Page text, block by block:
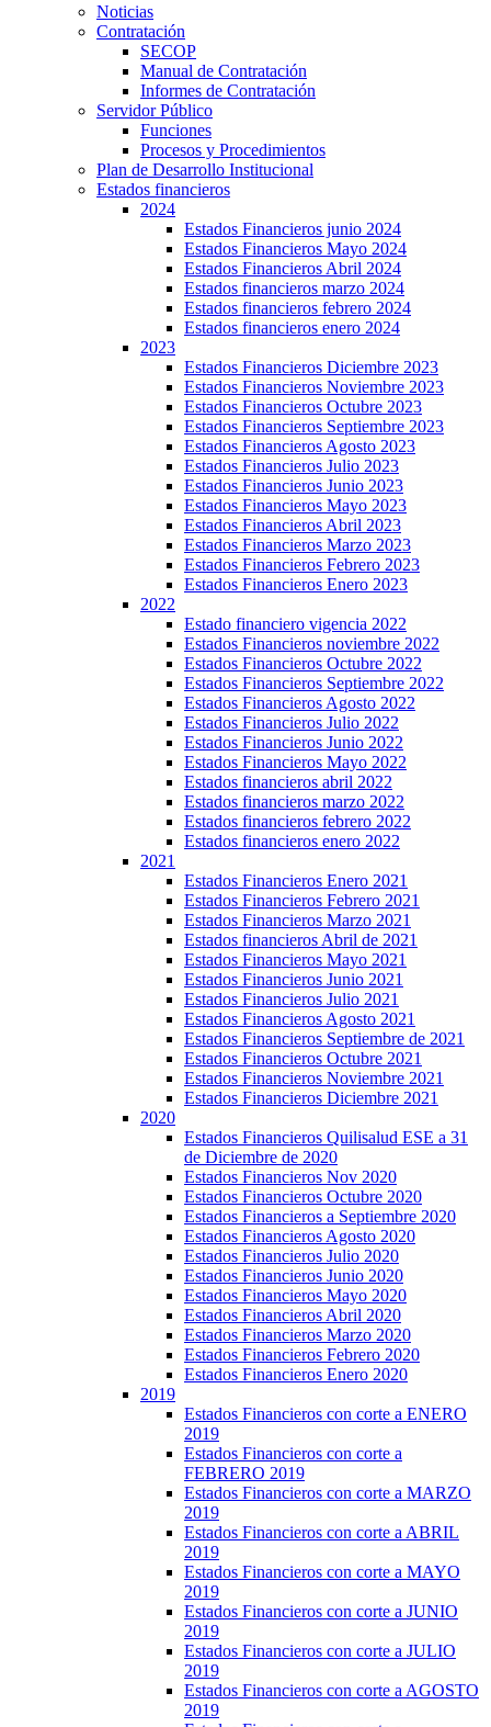
Noticias
Contratación
SECOP
Manual de Contratación
Informes de Contratación
Servidor Público
Funciones
Procesos y Procedimientos
Plan de Desarrollo Institucional
Estados financieros
2024
Estados Financieros junio 2024
Estados Financieros Mayo 2024
Estados Financieros Abril 2024
Estados financieros marzo 2024
Estados financieros febrero 2024
Estados financieros enero 2024
2023
Estados Financieros Diciembre 2023
Estados Financieros Noviembre 2023
Estados Financieros Octubre 2023
Estados Financieros Septiembre 2023
Estados Financieros Agosto 2023
Estados Financieros Julio 2023
Estados Financieros Junio 2023
Estados Financieros Mayo 2023
Estados Financieros Abril 2023
Estados Financieros Marzo 2023
Estados Financieros Febrero 2023
Estados Financieros Enero 2023
2022
Estado financiero vigencia 2022
Estados Financieros noviembre 2022
Estados Financieros Octubre 2022
Estados Financieros Septiembre 2022
Estados Financieros Agosto 2022
Estados Financieros Julio 2022
Estados Financieros Junio 2022
Estados Financieros Mayo 2022
Estados financieros abril 2022
Estados financieros marzo 2022
Estados financieros febrero 2022
Estados financieros enero 2022
2021
Estados Financieros Enero 2021
Estados Financieros Febrero 2021
Estados Financieros Marzo 2021
Estados financieros Abril de 2021
Estados Financieros Mayo 2021
Estados Financieros Junio 2021
Estados Financieros Julio 2021
Estados Financieros Agosto 2021
Estados Financieros Septiembre de 2021
Estados Financieros Octubre 2021
Estados Financieros Noviembre 2021
Estados Financieros Diciembre 2021
2020
Estados Financieros Quilisalud ESE a 31
de Diciembre de 2020
Estados Financieros Nov 2020
Estados Financieros Octubre 2020
Estados Financieros a Septiembre 2020
Estados Financieros Agosto 2020
Estados Financieros Julio 2020
Estados Financieros Junio 2020
Estados Financieros Mayo 2020
Estados Financieros Abril 2020
Estados Financieros Marzo 2020
Estados Financieros Febrero 2020
Estados Financieros Enero 2020
2019
Estados Financieros con corte a ENERO
2019
Estados Financieros con corte a
FEBRERO 2019
Estados Financieros con corte a MARZO
2019
Estados Financieros con corte a ABRIL
2019
Estados Financieros con corte a MAYO
2019
Estados Financieros con corte a JUNIO
2019
Estados Financieros con corte a JULIO
2019
Estados Financieros con corte a AGOSTO
2019